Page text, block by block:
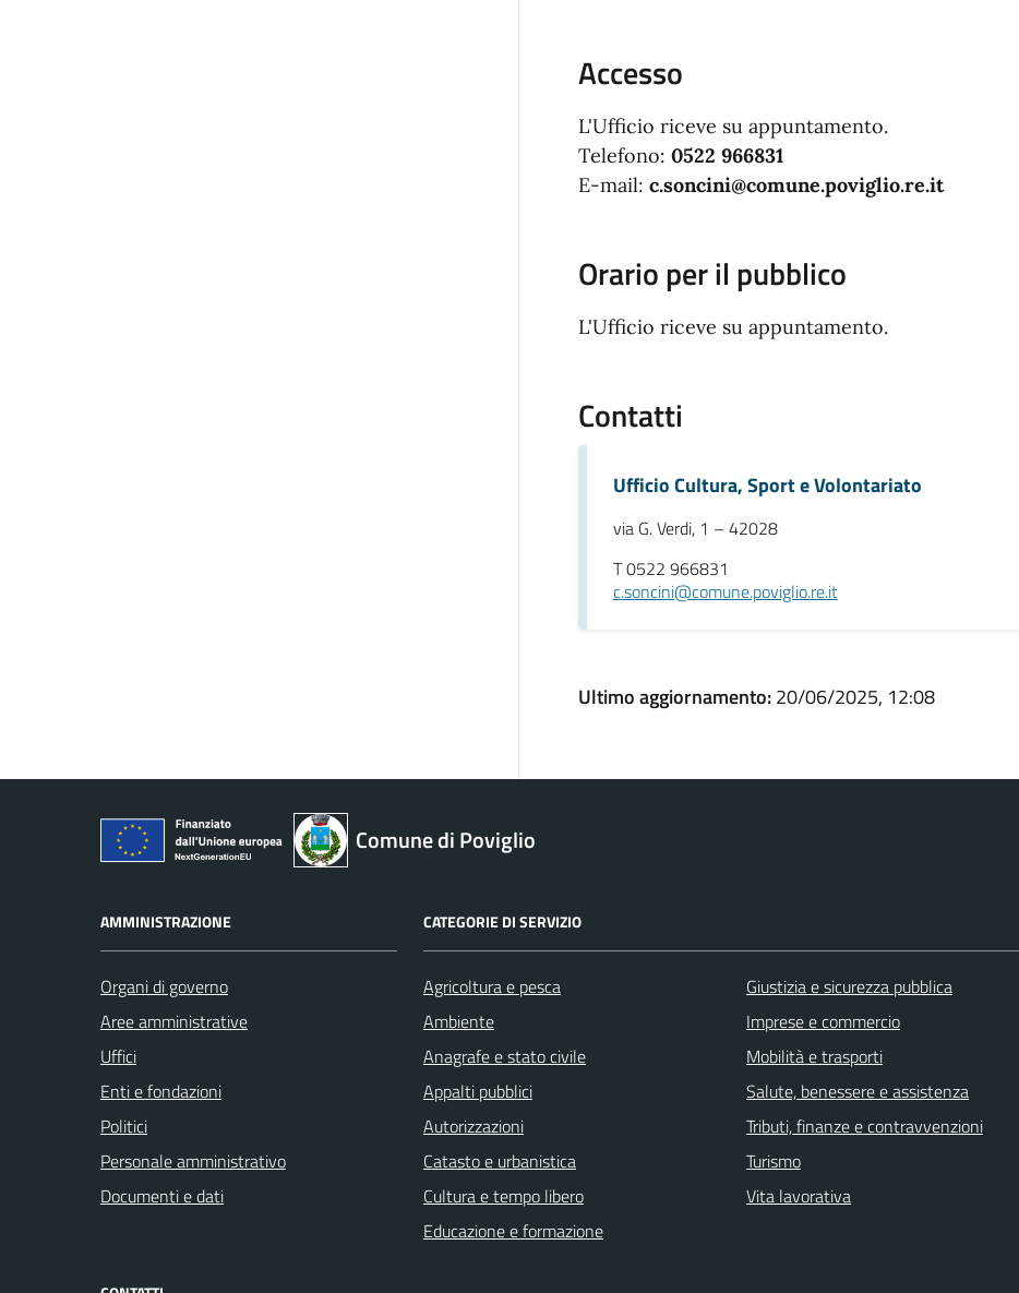
Accesso
L'Ufficio riceve su appuntamento.
Telefono: 0522 966831
E-mail: c.soncini@comune.poviglio.re.it
Orario per il pubblico
L'Ufficio riceve su appuntamento.
Contatti
Ufficio Cultura, Sport e Volontariato
via G. Verdi, 1 – 42028
T 0522 966831
c.soncini@comune.poviglio.re.it
Ultimo aggiornamento:20/06/2025, 12:08
Comune di Poviglio
AMMINISTRAZIONE
Organi di governo
Aree amministrative
Uffici
Enti e fondazioni
Politici
Personale amministrativo
Documenti e dati
CATEGORIE DI SERVIZIO
Agricoltura e pesca
Ambiente
Anagrafe e stato civile
Appalti pubblici
Autorizzazioni
Catasto e urbanistica
Cultura e tempo libero
Educazione e formazione
Giustizia e sicurezza pubblica
Imprese e commercio
Mobilità e trasporti
Salute, benessere e assistenza
Tributi, finanze e contravvenzioni
Turismo
Vita lavorativa